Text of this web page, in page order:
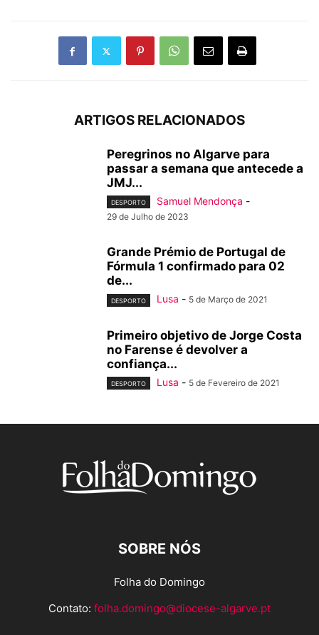
ARTIGOS RELACIONADOS
Peregrinos no Algarve para
passar a semana que antecede a
JMJ...
DESPORTO Samuel Mendonça -
29 de Julho de 2023
Grande Prémio de Portugal de
Fórmula 1 confirmado para 02
de...
DESPORTO Lusa - 5 de Março de 2021
Primeiro objetivo de Jorge Costa
no Farense é devolver a
confiança...
DESPORTO Lusa - 5 de Fevereiro de 2021
SOBRE NÓS
Folha do Domingo
Contato: folha.domingo@diocese-algarve.pt